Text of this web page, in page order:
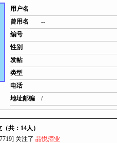
用户名
曾用名
--
编号
性别
发帖
类型
电话
地址邮编
/
共：14人）
关注了 品悦酒业